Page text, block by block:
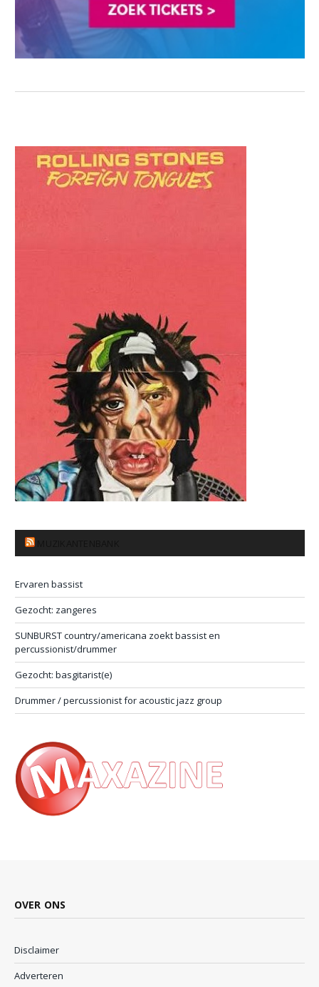
Ervaren bassist
Gezocht: zangeres
SUNBURST country/americana zoekt bassist en
percussionist/drummer
Gezocht: basgitarist(e)
Drummer / percussionist for acoustic jazz group
OVER ONS
Disclaimer
Adverteren